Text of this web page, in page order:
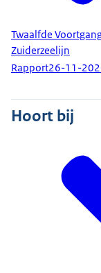
Twaalfde
Zuiderzeelijn
Rapport26-11-
Hoort bij